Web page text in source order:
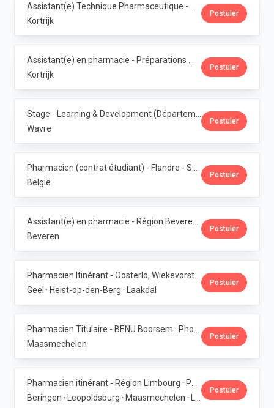
Kortrijk
Postuler
Kortrijk
Postuler
Wavre
Postuler
België
Postuler
Beveren
Postuler
Geel · Heist-op-den-Berg · Laakdal
Postuler
Maasmechelen
Postuler
Postuler